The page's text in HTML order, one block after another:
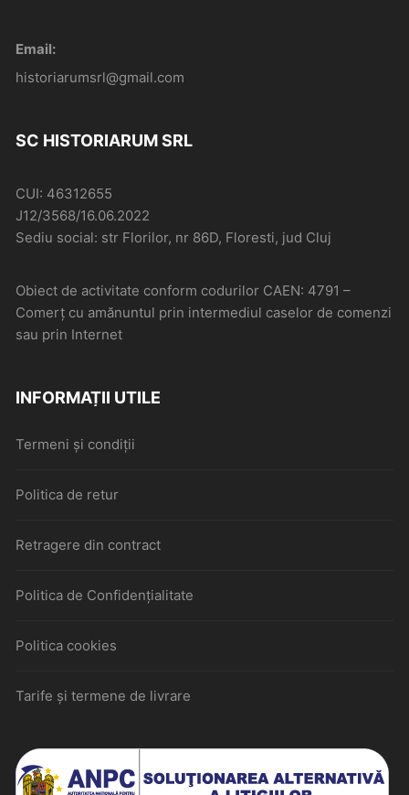
Email:
historiarumsrl@gmail.com
SC HISTORIARUM SRL
CUI: 46312655
J12/3568/16.06.2022
Sediu social: str Florilor, nr 86D, Floresti, jud Cluj
Obiect de activitate conform codurilor CAEN: 4791 –
Comerţ cu amănuntul prin intermediul caselor de comenzi
sau prin Internet
INFORMAȚII UTILE
Termeni și condiții
Politica de retur
Retragere din contract
Politica de Confidențialitate
Politica cookies
Tarife și termene de livrare